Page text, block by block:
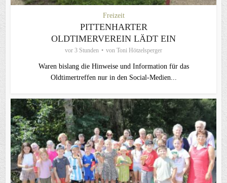
Freizeit
PITTENHARTER
OLDTIMERVEREIN LÄDT EIN
vor 3 Stunden von Toni Hötzelsperger
Waren bislang die Hinweise und Information für das
Oldtimertreffen nur in den Social-Medien...